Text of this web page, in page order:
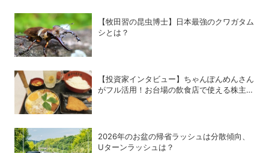
【牧田習の昆虫博士】日本最強のクワガタム
シとは？
【投資家インタビュー】ちゃんぽんめんさん
がフル活用！お台場の飲食店で使える株主優
2026年のお盆の帰省ラッシュは分散傾向、
Uターンラッシュは？